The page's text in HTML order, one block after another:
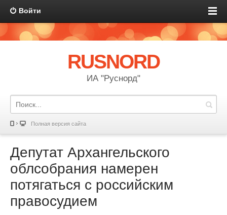
Войти
RUSNORD
ИА "Руснорд"
Полная версия сайта
Депутат Архангельского
облсобрания намерен
потягаться с российским
правосудием